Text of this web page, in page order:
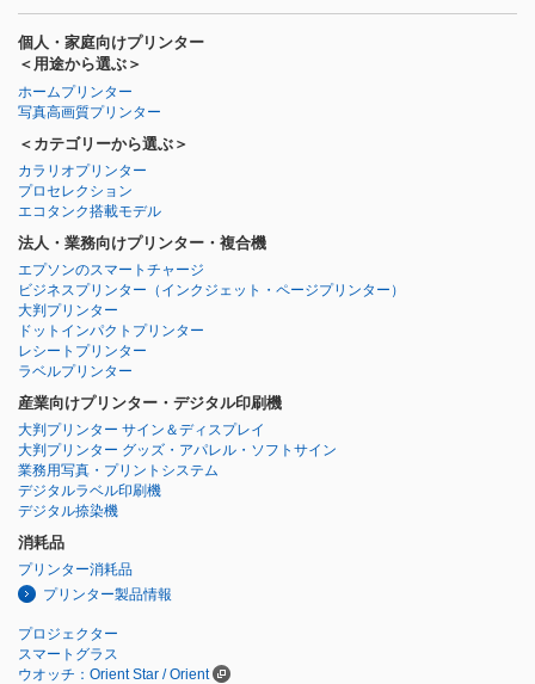
個人・家庭向けプリンター
＜用途から選ぶ＞
ホームプリンター
写真高画質プリンター
＜カテゴリーから選ぶ＞
カラリオプリンター
プロセレクション
エコタンク搭載モデル
法人・業務向けプリンター・複合機
エプソンのスマートチャージ
ビジネスプリンター （インクジェット・ページプリンター）
大判プリンター
ドットインパクトプリンター
レシートプリンター
ラベルプリンター
産業向けプリンター・デジタル印刷機
大判プリンター サイン＆ディスプレイ
大判プリンター グッズ・アパレル・ソフトサイン
業務用写真・プリントシステム
デジタルラベル印刷機
デジタル捺染機
消耗品
プリンター消耗品
プリンター製品情報
プロジェクター
スマートグラス
ウオッチ：Orient Star / Orient